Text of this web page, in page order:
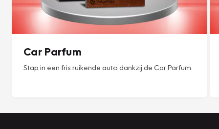
Car Parfum
Stap in een fris ruikende auto dankzij de Car Parfum.